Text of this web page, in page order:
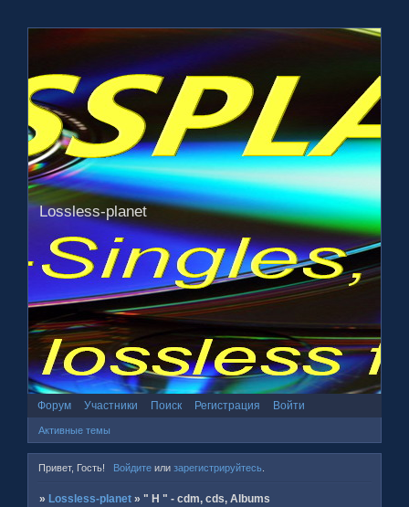
Lossless-planet
Форум Участники Поиск Регистрация Войти
Активные темы
Привет, Гость! Войдитеили зарегистрируйтесь.
» Lossless-planet »" H " - cdm, cds, Albums